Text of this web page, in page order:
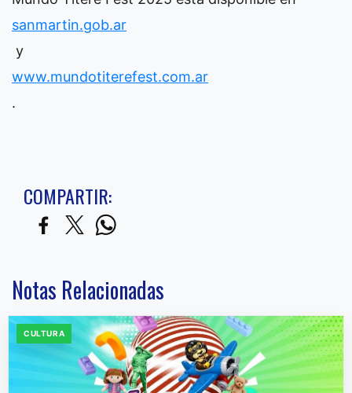
sanmartin.gob.ar
y
www.mundotiterefest.com.ar
.
COMPARTIR:
Notas Relacionadas
CULTURA